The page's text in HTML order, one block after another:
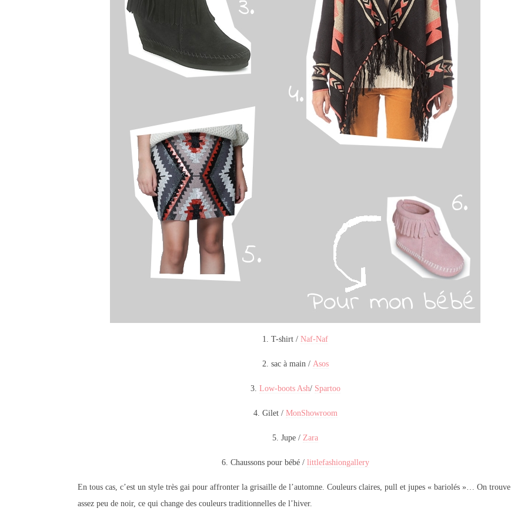
1. T-shirt / Naf-Naf
2. sac à main / Asos
3. Low-boots Ash/ Spartoo
4. Gilet / MonShowroom
5. Jupe / Zara
6. Chaussons pour bébé / littlefashiongallery
En tous cas, c’est un style très gai pour affronter la grisaille de l’automne. Couleurs claires, pull et jupes « bariolés »… On trouve
assez peu de noir, ce qui change des couleurs traditionnelles de l’hiver.